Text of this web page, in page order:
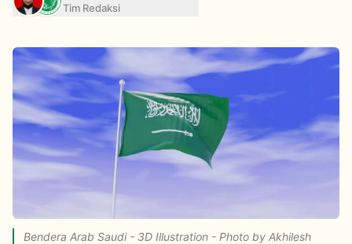
Tim Redaksi
Bendera Arab Saudi - 3D Illustration - Photo by Akhilesh